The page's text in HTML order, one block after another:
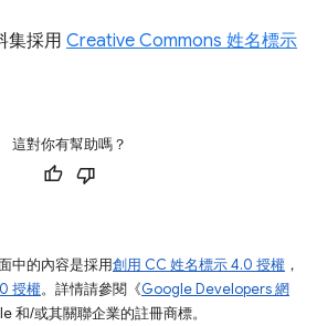
集採用 Creative Commons 姓名標示
這對你有幫助嗎？
中的內容是採用創用 CC 姓名標示 4.0 授權 ，
授權。詳情請參閱《Google Developers 網
和/或其關聯企業的註冊商標。